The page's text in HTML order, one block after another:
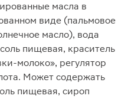
масла в
виде (пальмовое
масло), вода
пищевая, краситель
молоко», регулятор
Может содержать
пищевая, сироп